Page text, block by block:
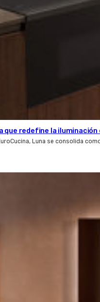
que redefine la
Luna se consolida